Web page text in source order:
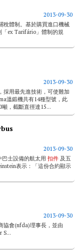
2013-09-30
稅體制。基於購買進口機械
「ex Tarifário」體制的規
2013-09-30
採用最先進技術，可使難加
溫鍛機共有14種型號，此
，截斷直徑達15...
2013-09-30
士設備的航太用 扣件 及五
表示：「這份合約顯示
2013-09-30
協會(nfda)理事長，並由
S...